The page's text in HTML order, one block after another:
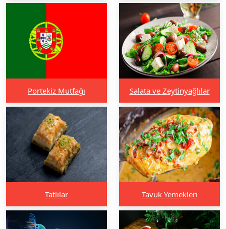
Portekiz Mutfağı Salata ve Zeytinyağlılar
Tatlılar Tavuk Yemekleri